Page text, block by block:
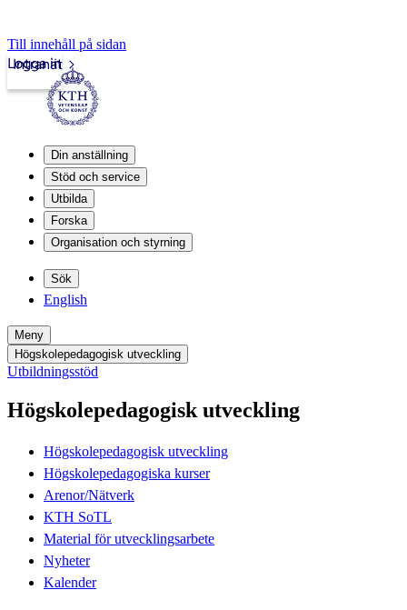
Till innehåll på sidan
Intranät
Logga in
Din anställning
Stöd och service
Utbilda
Forska
Organisation och styrning
Sök
English
Meny
Högskolepedagogisk utveckling
Utbildningsstöd
Högskolepedagogisk utveckling
Högskolepedagogisk utveckling
Högskolepedagogiska kurser
Arenor/Nätverk
KTH SoTL
Material för utvecklingsarbete
Nyheter
Kalender